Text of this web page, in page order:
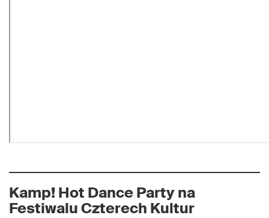
Kamp! Hot Dance Party na
Festiwalu Czterech Kultur